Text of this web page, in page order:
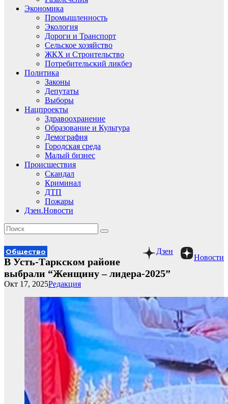
Экономика
Промышленность
Экология
Дороги и Транспорт
Сельское хозяйство
ЖКХ и Строительство
Потребительский ликбез
Политика
Законы
Депутаты
Выборы
Нацпроекты
Здравоохранение
Образование и Культура
Демография
Городская среда
Малый бизнес
Происшествия
Скандал
Криминал
ДТП
Пожары
Дзен.Новости
Новости
Дзен
Общество
В Усть-Таркском районе
выбрали “Женщину – лидера-2025”
Редакция
Окт 17, 2025